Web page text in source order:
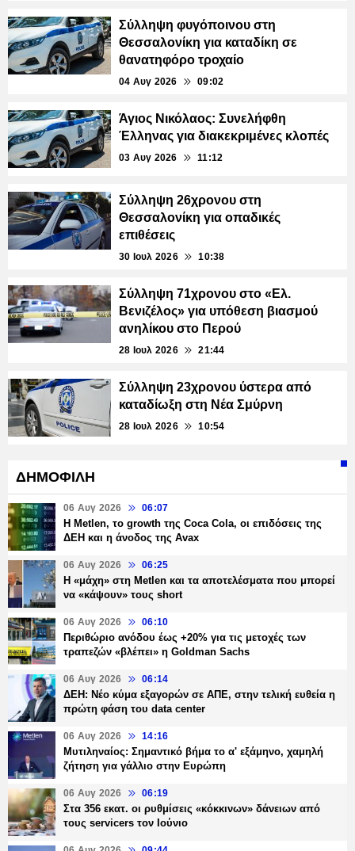
Σύλληψη φυγόποινου στη
Θεσσαλονίκη για καταδίκη σε
θανατηφόρο τροχαίο
04 Αυγ 2026 09:02
Άγιος Νικόλαος: Συνελήφθη
Έλληνας για διακεκριμένες κλοπές
03 Αυγ 2026 11:12
Σύλληψη 26χρονου στη
Θεσσαλονίκη για οπαδικές
επιθέσεις
30 Ιουλ 2026 10:38
Σύλληψη 71χρονου στο «Ελ.
Βενιζέλος» για υπόθεση βιασμού
ανηλίκου στο Περού
28 Ιουλ 2026 21:44
Σύλληψη 23χρονου ύστερα από
καταδίωξη στη Νέα Σμύρνη
28 Ιουλ 2026 10:54
ΔΗΜΟΦΙΛΗ
06 Αυγ 2026 06:07
H Metlen, το growth της Coca Cola, οι επιδόσεις της
ΔΕΗ και η άνοδος της Avax
06 Αυγ 2026 06:25
H «μάχη» στη Metlen και τα αποτελέσματα που μπορεί
να «κάψουν» τους short
06 Αυγ 2026 06:10
Περιθώριο ανόδου έως +20% για τις μετοχές των
τραπεζών «βλέπει» η Goldman Sachs
06 Αυγ 2026 06:14
ΔΕΗ: Νέο κύμα εξαγορών σε ΑΠΕ, στην τελική ευθεία η
πρώτη φάση του data center
06 Αυγ 2026 14:16
Μυτιληναίος: Σημαντικό βήμα το α' εξάμηνο, χαμηλή
ζήτηση για γάλλιο στην Ευρώπη
06 Αυγ 2026 06:19
Στα 356 εκατ. οι ρυθμίσεις «κόκκινων» δάνειων από
τους servicers τον Ιούνιο